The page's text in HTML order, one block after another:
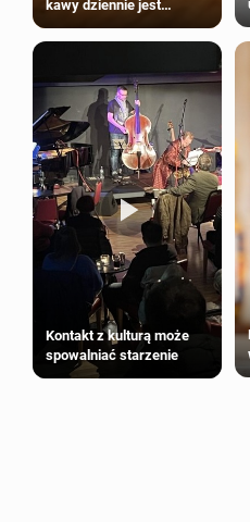
kawy dziennie jest
większości dorosłych
Kontakt z kulturą może
spowalniać starzenie